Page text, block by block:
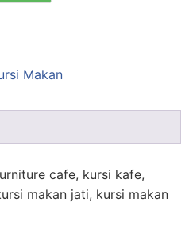
Makan
cafe, kursi kafe,
makan jati, kursi makan